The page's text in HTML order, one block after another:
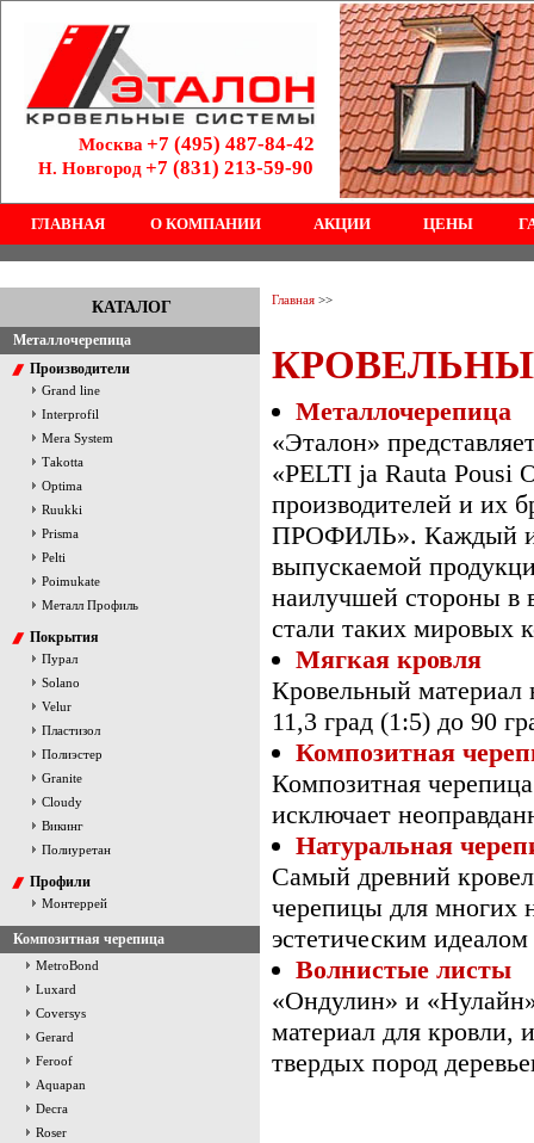
Москва +7 (495) 487-84-42
Н. Новгород+7 (831) 213-59-90
ГЛАВНАЯ О КОМПАНИИ АКЦИИ ЦЕНЫ
КАТАЛОГ
Металлочерепица
Производители
Grand line
Interprofil
Mera System
Тakotta
Optima
Ruukki
Prisma
Pelti
Poimukate
Металл Профиль
Покрытия
Пурал
Solano
Velur
Пластизол
Полиэстер
Granite
Cloudy
Викинг
Полиуретан
Профили
Монтеррей
Композитная черепица
MetroBond
Luxard
Coversys
Gerard
Feroof
Aquapan
Decra
Roser
Главная >>
Металлочерепица
«Эталон»
«PELTI ja Rauta Pousi
производителей и
ПРОФИЛЬ». Каждый из
выпускаемой
наилучшей стороны в
стали таких мировых
Мягкая кровля
Кровельный материал
11,3 град (1:5) до 90
Композитная
Композитная
исключает
Натуральная
Самый древний
черепицы для многих
эстетическим
Волнистые листы
«Ондулин» и
материал для кровли,
твердых пород